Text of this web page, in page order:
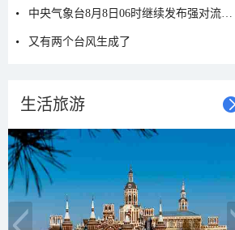
又有两个台风生成了
生活旅游